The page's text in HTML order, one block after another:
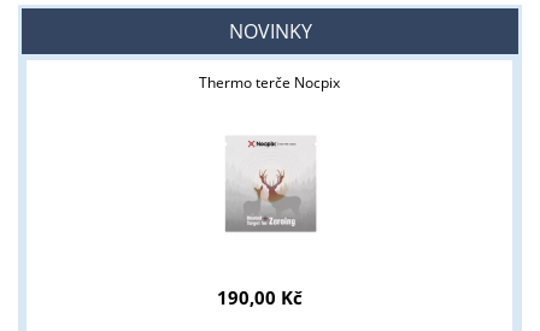
NOVINKY
Thermo terče Nocpix
190,00 Kč